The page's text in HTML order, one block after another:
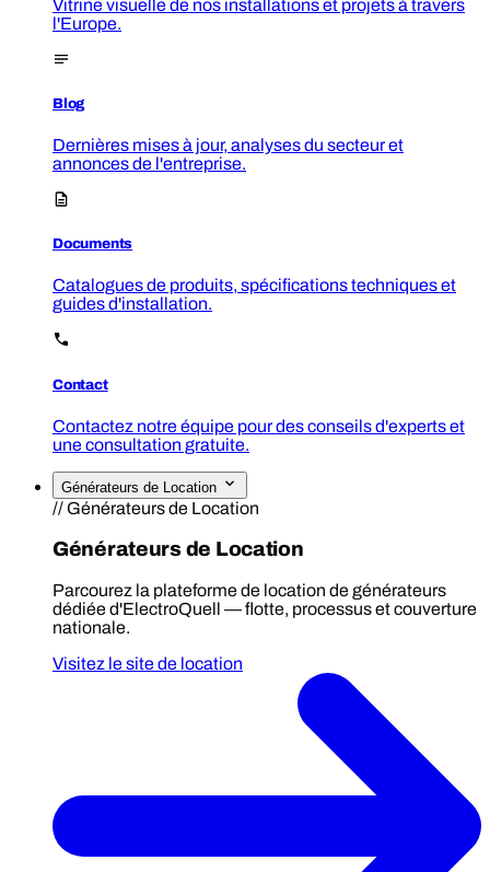
Vitrine visuelle de nos installations et projets à travers
l'Europe.
Blog
Dernières mises à jour, analyses du secteur et
annonces de l'entreprise.
Documents
Catalogues de produits, spécifications techniques et
guides d'installation.
Contact
Contactez notre équipe pour des conseils d'experts et
une consultation gratuite.
Générateurs de Location
// Générateurs de Location
Générateurs de Location
Parcourez la plateforme de location de générateurs
dédiée d'ElectroQuell — flotte, processus et couverture
nationale.
Visitez le site de location